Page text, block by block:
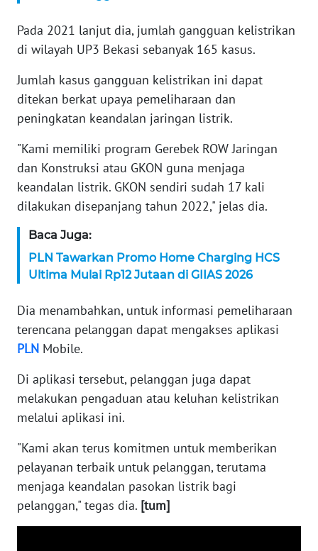
Pada 2021 lanjut dia, jumlah gangguan kelistrikan
di wilayah UP3 Bekasi sebanyak 165 kasus.
Jumlah kasus gangguan kelistrikan ini dapat
ditekan berkat upaya pemeliharaan dan
peningkatan keandalan jaringan listrik.
"Kami memiliki program Gerebek ROW Jaringan
dan Konstruksi atau GKON guna menjaga
keandalan listrik. GKON sendiri sudah 17 kali
dilakukan disepanjang tahun 2022," jelas dia.
Baca Juga:
PLN Tawarkan Promo Home Charging HCS
Ultima Mulai Rp12 Jutaan di GIIAS 2026
Dia menambahkan, untuk informasi pemeliharaan
terencana pelanggan dapat mengakses aplikasi
PLN Mobile.
Di aplikasi tersebut, pelanggan juga dapat
melakukan pengaduan atau keluhan kelistrikan
melalui aplikasi ini.
"Kami akan terus komitmen untuk memberikan
pelayanan terbaik untuk pelanggan, terutama
menjaga keandalan pasokan listrik bagi
pelanggan," tegas dia. [tum]
JAKARTA
JABAR
WN
WN
NTT
WN
KEPRI
WN
WN
PAPUA
WN
RIAU
WN
SERAMBI
WN